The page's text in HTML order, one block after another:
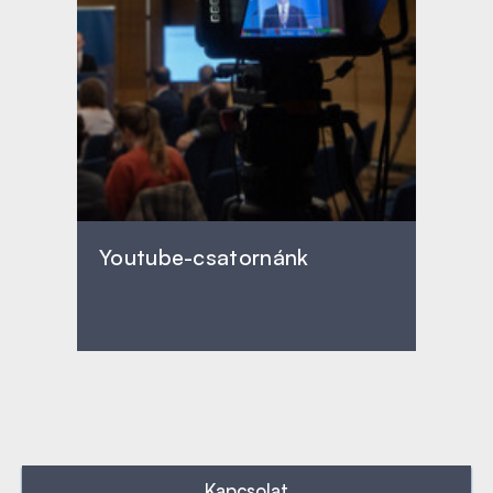
Youtube-csatornánk